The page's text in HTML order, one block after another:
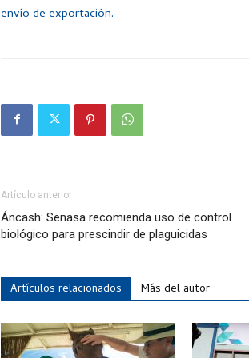
envío de exportación.
Artículo anterior
Áncash: Senasa recomienda uso de control
biológico para prescindir de plaguicidas
Artículos relacionados Más del autor